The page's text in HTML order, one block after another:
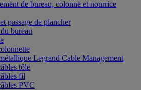
de bureau, colonne et nourrice
passage de plancher
bureau
Legrand Cable Management
tôle
fil
PVC